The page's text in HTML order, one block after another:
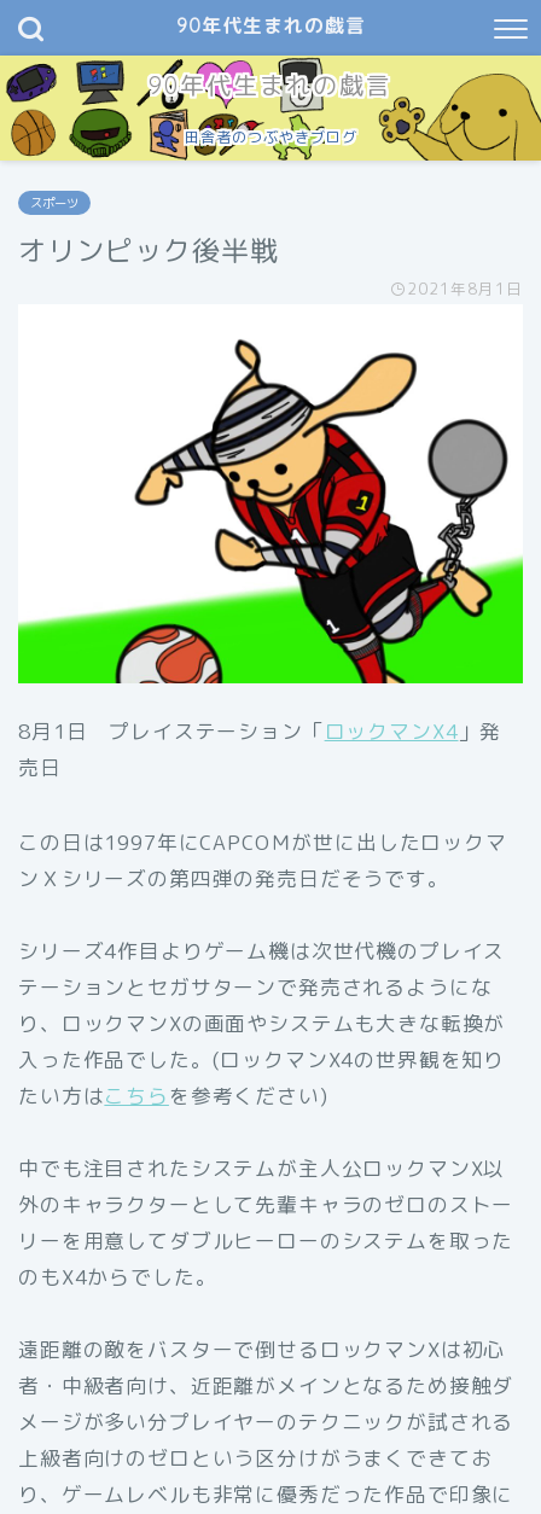
90年代生まれの戯言
90年代生まれの戯言
田舎者のつぶやきブログ
スポーツ
オリンピック後半戦
2021年8月1日
8月1日 プレイステーション「ロックマンX4 」発
売日
この日は1997年にCAPCOＭが世に出したロックマ
ンＸシリーズの第四弾の発売日だそうです。
シリーズ4作目よりゲーム機は次世代機のプレイス
テーションとセガサターンで発売されるようにな
り、ロックマンXの画面やシステムも大きな転換が
入った作品でした。(ロックマンX4の世界観を知り
たい方はこちらを参考ください)
中でも注目されたシステムが主人公ロックマンX以
外のキャラクターとして先輩キャラのゼロのストー
リーを用意してダブルヒーローのシステムを取った
のもX4からでした。
遠距離の敵をバスターで倒せるロックマンXは初心
者・中級者向け、近距離がメインとなるため接触ダ
メージが多い分プレイヤーのテクニックが試される
上級者向けのゼロという区分けがうまくできてお
り、ゲームレベルも非常に優秀だった作品で印象に